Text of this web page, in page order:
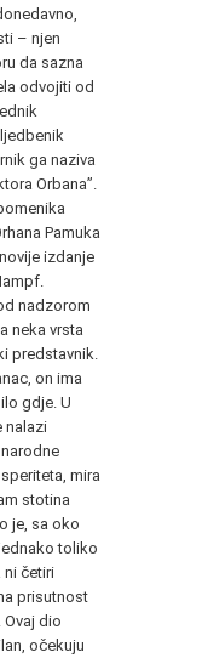
– njen
da sazna
odvojiti od
ga naziva
Orbana”.
Pamuka
izdanje
nadzorom
neka vrsta
predstavnik.
on ima
gdje. U
nalazi
mira
stotina
je, sa oko
toliko
ni četiri
prisutnost
Ovaj dio
očekuju